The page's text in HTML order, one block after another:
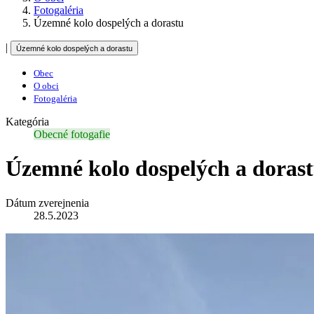
Fotogaléria
Územné kolo dospelých a dorastu
| Územné kolo dospelých a dorastu
Obec
O obci
Fotogaléria
Kategória
Obecné fotogafie
Územné kolo dospelých a
Dátum zverejnenia
28.5.2023